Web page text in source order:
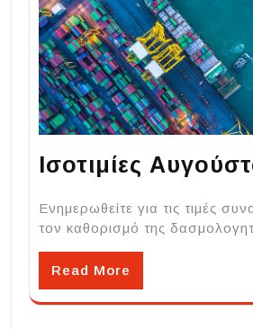
Ισοτιμίες
Ενημερωθείτε για τις τιμές
τον καθορισμό της
Read More